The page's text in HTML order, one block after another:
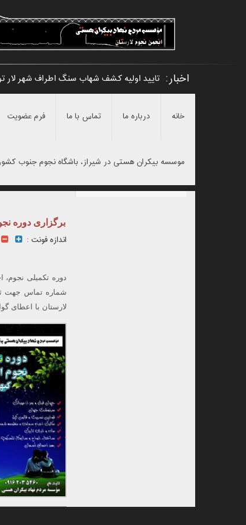
اخبار: تایید اولیه کشف شهاب سنگ اطراف شهر لار
خانه درباره ما تماس با ما فرم عضویت
موسسه بیکران هستی در شیراز، باشگاه نجوم جنوب
برگزاری دوره
اندازه فونت :
لارستان با اعطای